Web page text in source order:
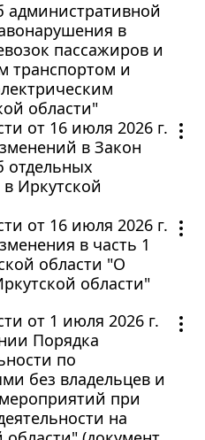
административной
в
пассажиров и
транспортом и
области"
от 16 июля 2026 г.
в Закон
отдельных
Иркутской
от 16 июля 2026 г.
в часть 1
области "О
области"
от 1 июля 2026 г.
Порядка
по
без владельцев и
при
на